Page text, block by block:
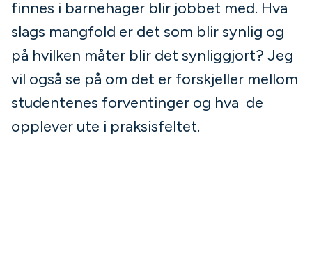
finnes i barnehager blir jobbet med. Hva
slags mangfold er det som blir synlig og
på hvilken måter blir det synliggjort? Jeg
vil også se på om det er forskjeller mellom
studentenes forventinger og hva de
opplever ute i praksisfeltet.